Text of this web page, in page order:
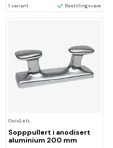
1 variant Bestillingsvare
Osculati
Sopppullert i anodisert
aluminium 200 mm